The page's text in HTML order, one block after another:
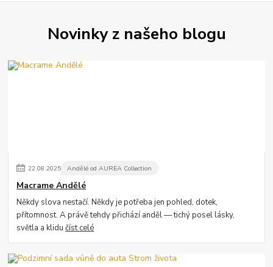
Novinky z našeho blogu
22.08.2025 Andělé od AUREA Collection
Macrame Andělé
Někdy slova nestačí. Někdy je potřeba jen pohled, dotek,
přítomnost. A právě tehdy přichází anděl — tichý posel lásky,
světla a klidučíst celé